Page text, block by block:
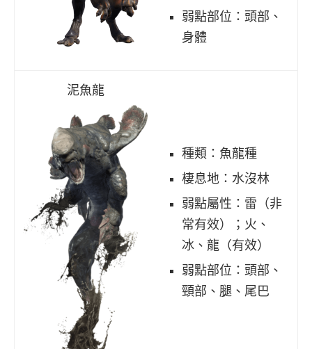
弱點部位：頭部、
身體
泥魚龍
種類：魚龍種
棲息地：水沒林
弱點屬性：雷（非
常有效）；火、
冰、龍（有效）
弱點部位：頭部、
頸部、腿、尾巴